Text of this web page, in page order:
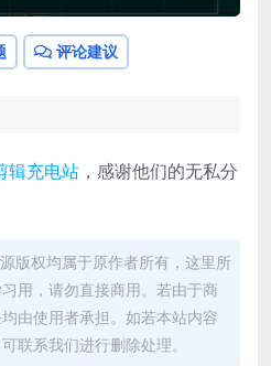
评论建议
辑充电站 ，感谢他们的无私分
版权均属于原作者所有，这里所
用，请勿直接商用。若由于商
由使用者承担。如若本站内容
联系我们进行删除处理。